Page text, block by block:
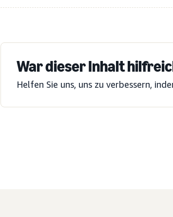
War dieser Inhalt
Helfen Sie uns, uns zu verbessern,